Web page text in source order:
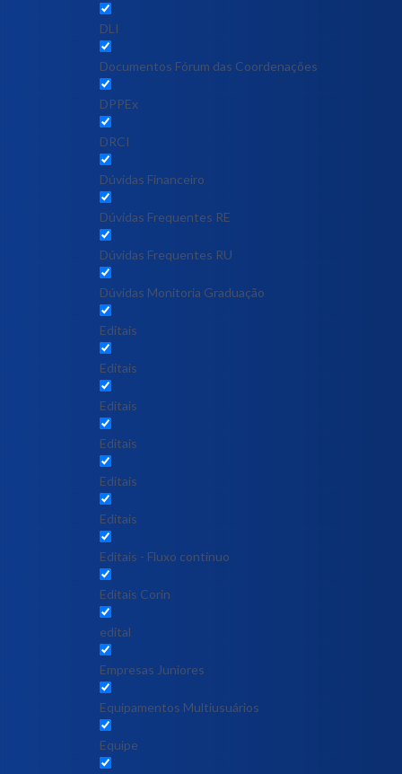
DLI
Documentos Fórum das Coordenações
DPPEx
DRCI
Dúvidas Financeiro
Dúvidas Frequentes RE
Dúvidas Frequentes RU
Dúvidas Monitoria Graduação
Editais
Editais
Editais
Editais
Editais
Editais
Editais - Fluxo contínuo
Editais Corin
edital
Empresas Juniores
Equipamentos Multiusuários
Equipe